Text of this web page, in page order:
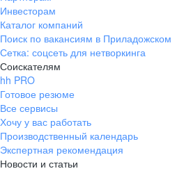
Инвесторам
Каталог компаний
Поиск по вакансиям в Приладожском
Сетка: соцсеть для нетворкинга
Соискателям
hh PRO
Готовое резюме
Все сервисы
Хочу у вас работать
Производственный календарь
Экспертная рекомендация
Новости и статьи